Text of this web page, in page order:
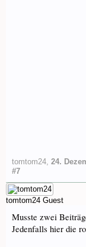
tomtom24, 24.
#7
tomtom24 Guest
Musste zwei
Jedenfalls hier die